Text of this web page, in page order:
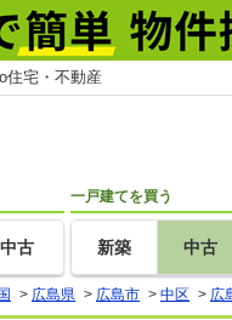
住宅・不動産
中古
一戸建てを買う
新築 中古
> 広島県 > 広島市 > 中区 > 広